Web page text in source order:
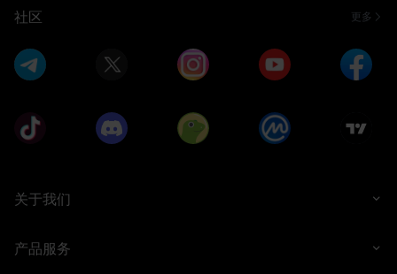
社区 更多
关于我们
产品服务